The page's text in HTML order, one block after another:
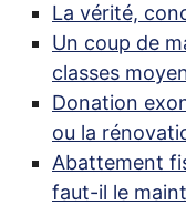
La vérité,
Un coup de
classes
Donation
ou la
Abattement
faut-il le